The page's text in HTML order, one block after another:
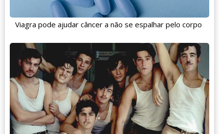
Viagra pode ajudar câncer a não se espalhar pelo corpo